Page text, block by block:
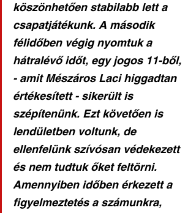
köszönhetően stabilabb lett a
csapatjátékunk. A második
félidőben végig nyomtuk a
hátralévő időt, egy jogos 11-ből,
- amit Mészáros Laci higgadtan
értékesített - sikerült is
szépítenünk. Ezt követően is
lendületben voltunk, de
ellenfelünk szívósan védekezett
és nem tudtuk őket feltörni.
Amennyiben időben érkezett a
figyelmeztetés a számunkra,